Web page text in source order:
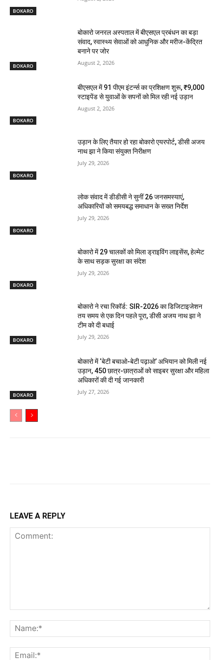
BOKARO
BOKARO
बोकारो जनरल अस्पताल में बीएसएल प्रबंधन का बड़ा
संवाद, स्वास्थ्य सेवाओं को आधुनिक और मरीज-केंद्रित
बनाने पर जोर
August 2, 2026
BOKARO
बीएसएल में 91 पीएम इंटर्न्स का प्रशिक्षण शुरू, ₹9,000
स्टाइपेंड से युवाओं के सपनों को मिल रही नई उड़ान
August 2, 2026
BOKARO
उड़ान के लिए तैयार हो रहा बोकारो एयरपोर्ट, डीसी अजय
नाथ झा ने किया संयुक्त निरीक्षण
July 29, 2026
BOKARO
लोक संवाद में डीडीसी ने सुनीं 26 जनसमस्याएं,
अधिकारियों को समयबद्ध समाधान के सख्त निर्देश
July 29, 2026
BOKARO
बोकारो में 29 चालकों को मिला ड्राइविंग लाइसेंस, हेल्मेट
के साथ सड़क सुरक्षा का संदेश
July 29, 2026
BOKARO
बोकारो ने रचा रिकॉर्ड: SIR-2026 का डिजिटाइजेशन
तय समय से एक दिन पहले पूरा, डीसी अजय नाथ झा ने
टीम को दी बधाई
July 29, 2026
BOKARO
बोकारो में ‘बेटी बचाओ-बेटी पढ़ाओ’ अभियान को मिली नई
उड़ान, 450 छात्र-छात्राओं को साइबर सुरक्षा और महिला
अधिकारों की दी गई जानकारी
July 27, 2026
LEAVE A REPLY